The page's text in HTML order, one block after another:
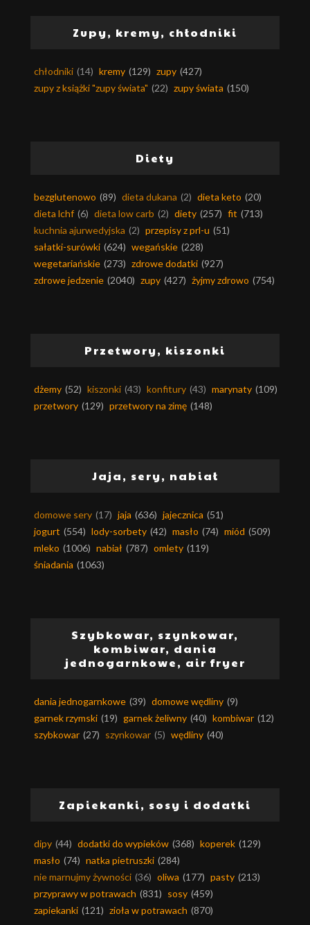
Zupy, kremy, chłodniki
chłodniki (14) kremy (129) zupy (427)
zupy z książki "zupy świata" (22) zupy świata (150)
Diety
bezglutenowo (89) dieta dukana (2) dieta keto (20)
dieta lchf (6) dieta low carb (2) diety (257) fit (713)
kuchnia ajurwedyjska (2) przepisy z prl-u (51)
sałatki-surówki (624) wegańskie (228)
wegetariańskie (273) zdrowe dodatki (927)
zdrowe jedzenie (2040) zupy (427) żyjmy zdrowo (754)
Przetwory, kiszonki
dżemy (52) kiszonki (43) konfitury (43) marynaty (109)
przetwory (129) przetwory na zimę (148)
Jaja, sery, nabiał
domowe sery (17) jaja (636) jajecznica (51)
jogurt (554) lody-sorbety (42) masło (74) miód (509)
mleko (1006) nabiał (787) omlety (119)
śniadania (1063)
Szybkowar, szynkowar,
kombiwar, dania
jednogarnkowe, air fryer
dania jednogarnkowe (39) domowe wędliny (9)
garnek rzymski (19) garnek żeliwny (40) kombiwar (12)
szybkowar (27) szynkowar (5) wędliny (40)
Zapiekanki, sosy i dodatki
dipy (44) dodatki do wypieków (368) koperek (129)
masło (74) natka pietruszki (284)
nie marnujmy żywności (36) oliwa (177) pasty (213)
przyprawy w potrawach (831) sosy (459)
zapiekanki (121) zioła w potrawach (870)